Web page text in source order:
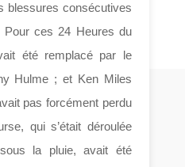
blessures consécutives
Pour ces 24 Heures du
été remplacé par le
Hulme ; et Ken Miles
pas forcément perdu
qui s’était déroulée
la pluie, avait été